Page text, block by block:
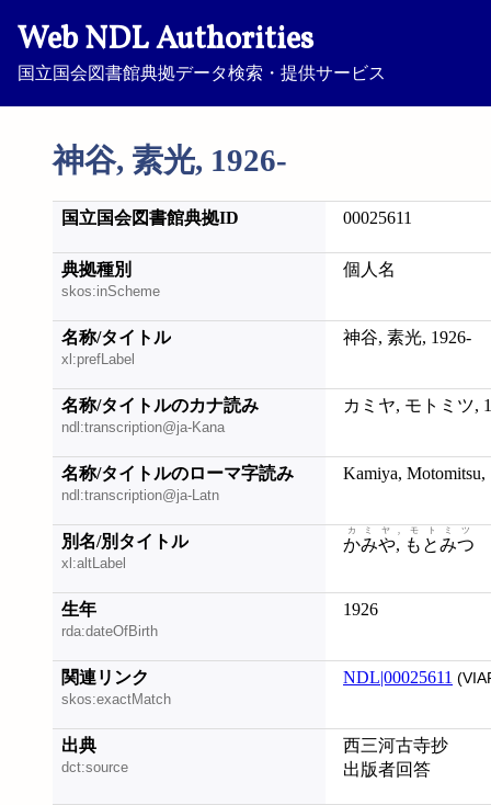
Web NDL Authorities
国立国会図書館典拠データ検索・提供サービス
神谷, 素光, 1926-
国立国会図書館典拠ID 00025611
典拠種別
skos:inScheme
個人名
名称/タイトル
xl:prefLabel
神谷, 素光, 1926-
名称/タイトルのカナ読み
ndl:transcription@ja-Kana
カミヤ, モトミツ,
名称/タイトルのローマ字読み
ndl:transcription@ja-Latn
Kamiya, Motomitsu,
別名/別タイトル
xl:altLabel
かみや, もとみつ
カミヤ, モトミツ
生年
rda:dateOfBirth
1926
関連リンク
skos:exactMatch
NDL|00025611
出典
dct:source
西三河古寺抄
出版者回答